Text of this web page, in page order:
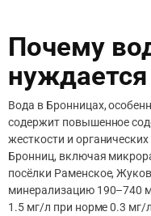
Почему
Вода в Бронницах,
содержит повышенное
жесткости и
Бронниц, включая
посёлки Раменское,
минерализацию 190–740
1.5 мг/л при норме 0.3 мг/